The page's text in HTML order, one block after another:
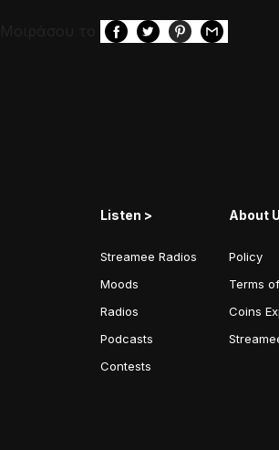
Μοιράσου το
Listen >
Streamee Radios
Moods
Radios
Podcasts
Contests
About
Policy
Terms
Coins